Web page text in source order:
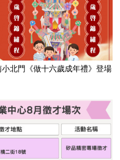
北門《做十六歲成年禮》登場